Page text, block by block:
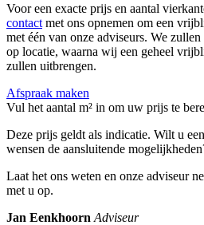
Voor een exacte prijs en aantal
contact met ons opnemen om een
met één van onze adviseurs. We
op locatie, waarna wij een geheel
zullen uitbrengen.
Afspraak maken
Vul het aantal m² in om uw prijs te
Deze prijs geldt als indicatie. Wilt u
wensen de aansluitende
Laat het ons weten en onze adviseur
met u op.
Jan Eenkhoorn Adviseur